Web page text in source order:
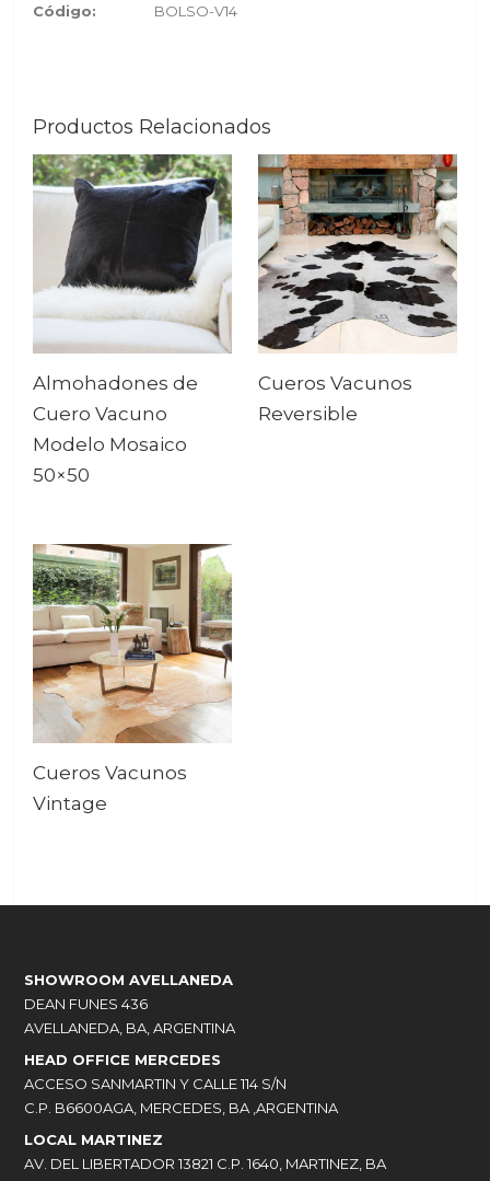
Código: BOLSO-V14
Productos Relacionados
Almohadones de
Cuero Vacuno
Modelo Mosaico
50×50
Cueros Vacunos
Reversible
Cueros Vacunos
Vintage
SHOWROOM AVELLANEDA
DEAN FUNES 436
AVELLANEDA, BA, ARGENTINA
HEAD OFFICE MERCEDES
ACCESO SANMARTIN Y CALLE 114 S/N
C.P. B6600AGA, MERCEDES, BA ,ARGENTINA
LOCAL MARTINEZ
AV. DEL LIBERTADOR 13821 C.P. 1640, MARTINEZ, BA